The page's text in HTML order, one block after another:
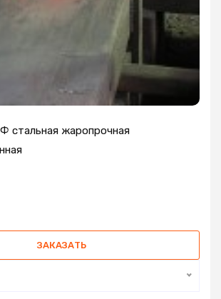
стальная жаропрочная
ЗАКАЗАТЬ